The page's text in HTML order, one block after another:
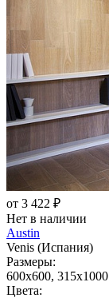
от 3 422 ₽
Нет в наличии
Austin
Venis (Испания)
Размеры:
600x600, 315x1000
Цвета: